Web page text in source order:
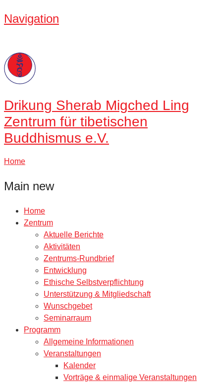
Navigation
Drikung Sherab Migched Ling
Zentrum für tibetischen
Buddhismus e.V.
Home
Main new
Home
Zentrum
Aktuelle Berichte
Aktivitäten
Zentrums-Rundbrief
Entwicklung
Ethische Selbstverpflichtung
Unterstützung & Mitgliedschaft
Wunschgebet
Seminarraum
Programm
Allgemeine Informationen
Veranstaltungen
Kalender
Vorträge & einmalige Veranstaltungen